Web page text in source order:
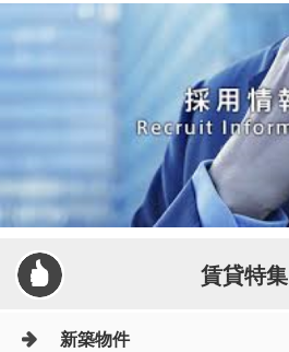
賃貸特集
新築物件